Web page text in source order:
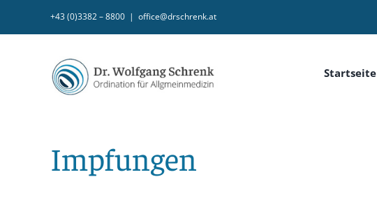
+43 (0)3382 – 8800 | office@drschrenk.at
Startseite
Impfungen